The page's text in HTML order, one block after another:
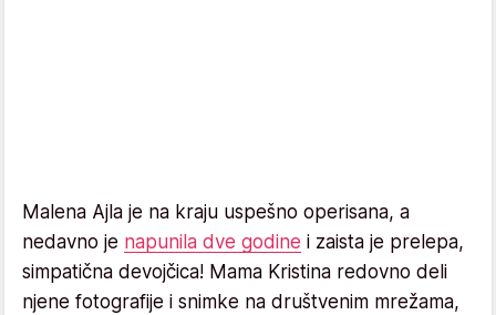
Malena Ajla je na kraju uspešno operisana, a
nedavno je napunila dve godine i zaista je prelepa,
simpatična devojčica! Mama Kristina redovno deli
njene fotografije i snimke na društvenim mrežama,